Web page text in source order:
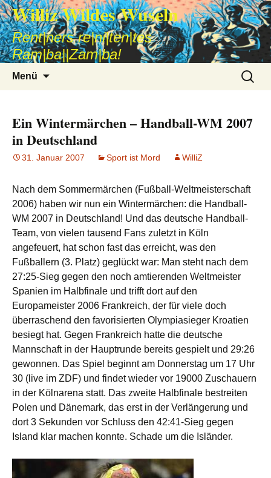
Williz Wildes Wuseln
Rent|ners re|ni|ten|tes
Ram|ba||Zam|ba!
Menü
Suche
nach:
Ein Wintermärchen – Handball-WM 2007
in Deutschland
31. Januar 2007 Sport ist Mord WilliZ
Nach dem Sommermärchen (Fußball-Weltmeisterschaft
2006) haben wir nun ein Wintermärchen: die Handball-
WM 2007 in Deutschland! Und das deutsche Handball-
Team, von vielen tausend Fans zuletzt in Köln
angefeuert, hat schon fast das erreicht, was den
Fußballern (3. Platz) geglückt war: Man steht nach dem
27:25-Sieg gegen den noch amtierenden Weltmeister
Spanien im Halbfinale und trifft dort auf den
Europameister 2006 Frankreich, der für viele doch
überraschend den favorisierten Olympiasieger Kroatien
besiegt hat. Gegen Frankreich hatte die deutsche
Mannschaft in der Hauptrunde bereits gespielt und 29:26
gewonnen. Das Spiel beginnt am Donnerstag um 17 Uhr
30 (live im ZDF) und findet wieder vor 19000 Zuschauern
in der Kölnarena statt. Das zweite Halbfinale bestreiten
Polen und Dänemark, das erst in der Verlängerung und
dort 3 Sekunden vor Schluss den 42:41-Sieg gegen
Island klar machen konnte. Schade um die Isländer.